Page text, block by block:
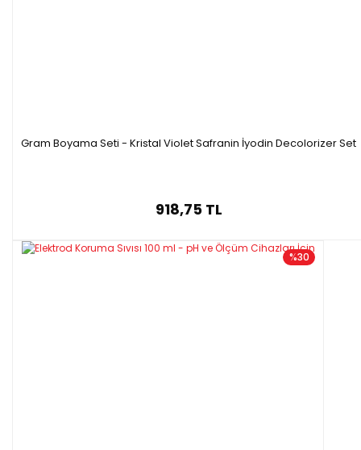
Gram Boyama Seti - Kristal Violet Safranin İyodin Decolorizer Set
918,75 TL
%30